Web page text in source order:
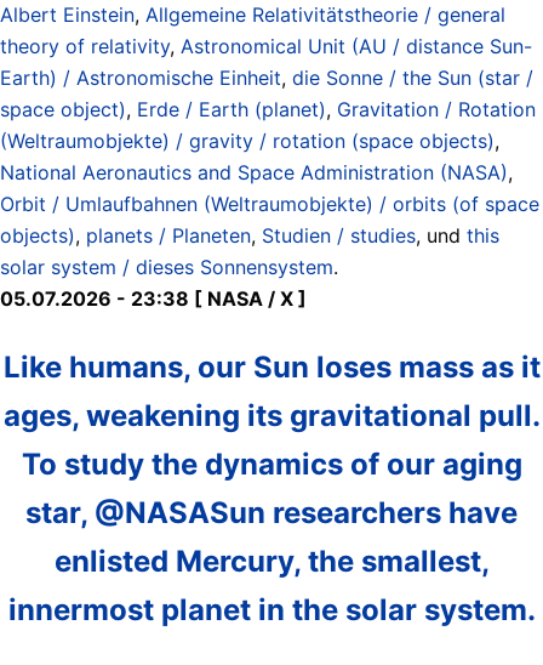
Albert Einstein, Allgemeine Relativitätstheorie / general
theory of relativity, Astronomical Unit (AU / distance Sun-
Earth) / Astronomische Einheit, die Sonne / the Sun (star /
space object), Erde / Earth (planet), Gravitation / Rotation
(Weltraumobjekte) / gravity / rotation (space objects),
National Aeronautics and Space Administration (NASA),
Orbit / Umlaufbahnen (Weltraumobjekte) / orbits (of space
objects), planets / Planeten, Studien / studies, und this
solar system / dieses Sonnensystem.
05.07.2026 - 23:38 [ NASA / X ]
Like humans, our Sun loses mass as it
ages, weakening its gravitational pull.
To study the dynamics of our aging
star, @NASASun researchers have
enlisted Mercury, the smallest,
innermost planet in the solar system.